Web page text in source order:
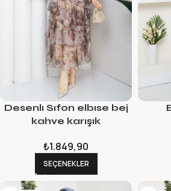
Desenlı Sıfon elbıse bej
kahve karışık
₺1.849,90
SEÇENEKLER